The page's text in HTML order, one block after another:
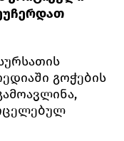
გოჭების